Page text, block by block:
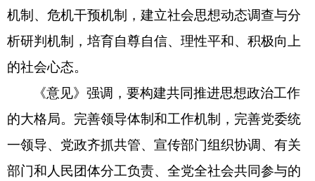
机制、危机干预机制，建立社会思想动态调查与分
析研判机制，培育自尊自信、理性平和、积极向上
的社会心态。
《意见》强调，要构建共同推进思想政治工作
的大格局。完善领导体制和工作机制，完善党委统
一领导、党政齐抓共管、宣传部门组织协调、有关
部门和人民团体分工负责、全党全社会共同参与的